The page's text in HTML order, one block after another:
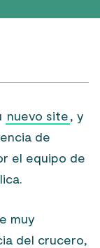
nuevo site, y
de
el equipo de
muy
del crucero,